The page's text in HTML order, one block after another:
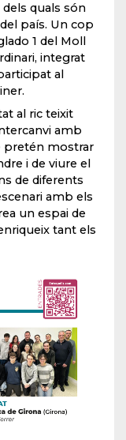
dels quals són
país. Un cop
1 del Moll
integrat
al
al ric teixit
amb
pretén mostrar
i de viure el
de diferents
amb els
un espai de
tant els